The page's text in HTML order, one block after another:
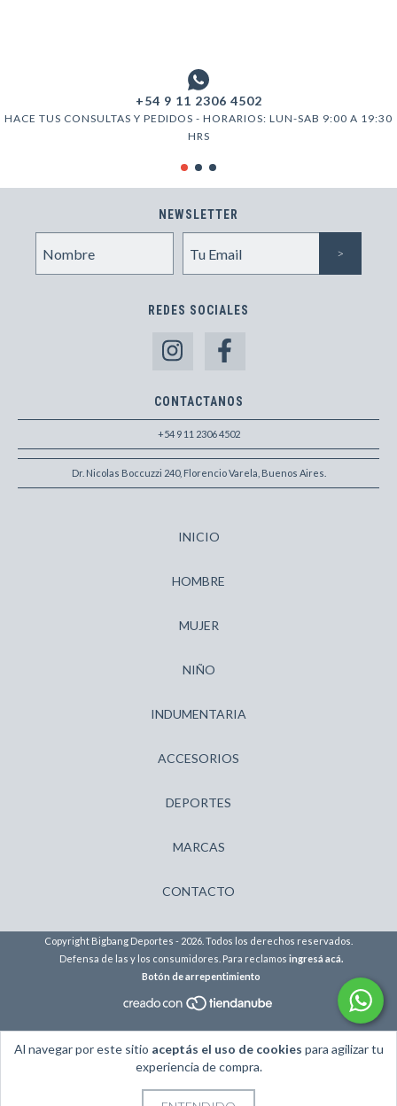
Al navegar por este sitio aceptás el uso de cookies para agilizar tu
experiencia de compra.
+54 9 11 2306 4502
HACE TUS CONSULTAS Y PEDIDOS - HORARIOS: LUN-SAB 9:00 A 19:30
HRS
NEWSLETTER
REDES SOCIALES
CONTACTANOS
+54 9 11 2306 4502
Dr. Nicolas Boccuzzi 240, Florencio Varela, Buenos Aires.
INICIO
HOMBRE
MUJER
NIÑO
INDUMENTARIA
ACCESORIOS
DEPORTES
MARCAS
CONTACTO
Copyright Bigbang Deportes - 2026. Todos los derechos reservados.
Defensa de las y los consumidores. Para reclamos ingresá acá.
Botón de arrepentimiento